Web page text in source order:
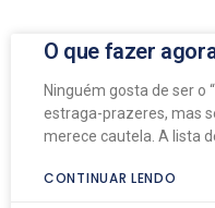
O que fazer
Ninguém gosta de ser o
estraga-prazeres, mas
merece cautela. A lista
CONTINUAR LENDO